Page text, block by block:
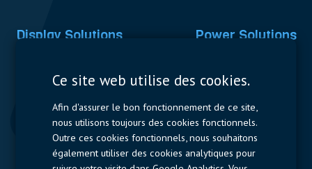
Display Solutions Power Solutions
Contactors & Fuses
Measurement
Resistors
Ce site web utilise des cookies.
Afin d'assurer le bon fonctionnement de ce site,
nous utilisons toujours des cookies fonctionnels.
Outre ces cookies fonctionnels, nous souhaitons
également utiliser des cookies analytiques pour